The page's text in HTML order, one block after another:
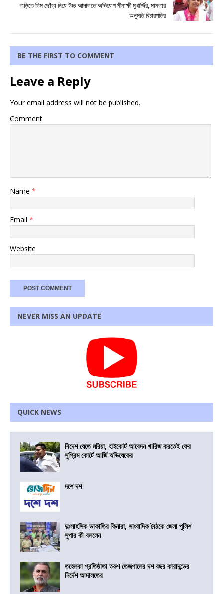
গাড়িতে ডিম ছোঁড়া নিয়ে উচ্চ আদালতে অভিযোগ মীনাক্ষী মুখার্জির, মামলার
অনুমতি বিচারপতির
BE THE FIRST TO COMMENT
Leave a Reply
Your email address will not be published.
Comment
Name *
Email *
Website
NEVER MISS AN UPDATE
QUICK NEWS
বিদেশ যেতে মরিয়া, হাইকোর্ট আবেদন খারিজ করতেই ফের
সুপ্রিম কোর্টে আর্জি অভিষেকের
দশে দশ
দুঃসাহসিক ডাকাতির কিনারা, সাংবাদিক বৈঠকে জেলা পুলিশ
সুপার কী বললেন
তহেলকা প্রতিষ্ঠাতা তরুণ তেজপালের দশ বছর কারাদন্ডের
নির্দেশ আদালতের